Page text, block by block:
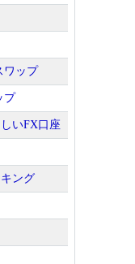
ワップ
プ
いFX口座
ング